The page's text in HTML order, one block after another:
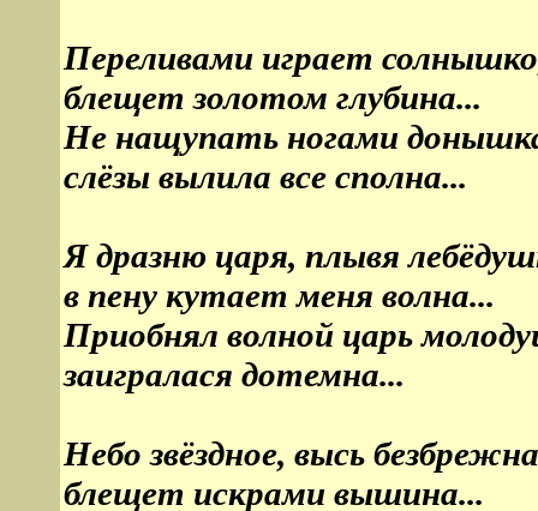
Переливами играет
блещет золотом глубина...
Не нащупать ногами
слёзы вылила все сполна...
Я дразню царя, плывя
в пену кутает меня волна...
Приобнял волной царь
заигралася дотемна...
Небо звёздное, высь
блещет искрами вышина...